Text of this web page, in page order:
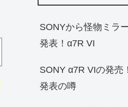
SONYから怪物ミラ
発表！α7R VI
SONY α7R VIの発売
発表の噂